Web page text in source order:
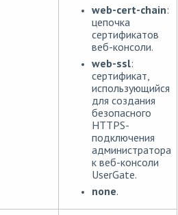
web-cert-chain:
цепочка
сертификатов
веб-консоли.
web-ssl:
сертификат,
использующийся
для создания
безопасного
HTTPS-
подключения
администратора
к веб-консоли
UserGate.
none.